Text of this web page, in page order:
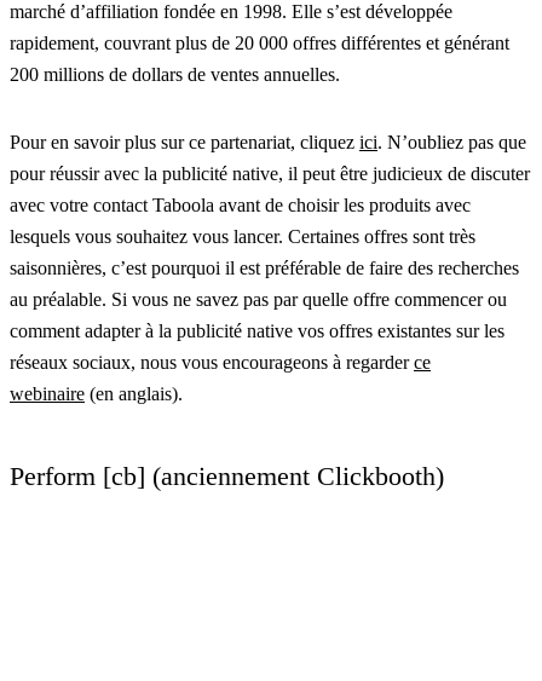
marché d’affiliation fondée en 1998. Elle s’est développée
rapidement, couvrant plus de 20 000 offres différentes et générant
200 millions de dollars de ventes annuelles.
Pour en savoir plus sur ce partenariat, cliquez ici. N’oubliez pas que
pour réussir avec la publicité native, il peut être judicieux de discuter
avec votre contact Taboola avant de choisir les produits avec
lesquels vous souhaitez vous lancer. Certaines offres sont très
saisonnières, c’est pourquoi il est préférable de faire des recherches
au préalable. Si vous ne savez pas par quelle offre commencer ou
comment adapter à la publicité native vos offres existantes sur les
réseaux sociaux, nous vous encourageons à regarderce
webinaire (en anglais).
Perform [cb] (anciennement Clickbooth)